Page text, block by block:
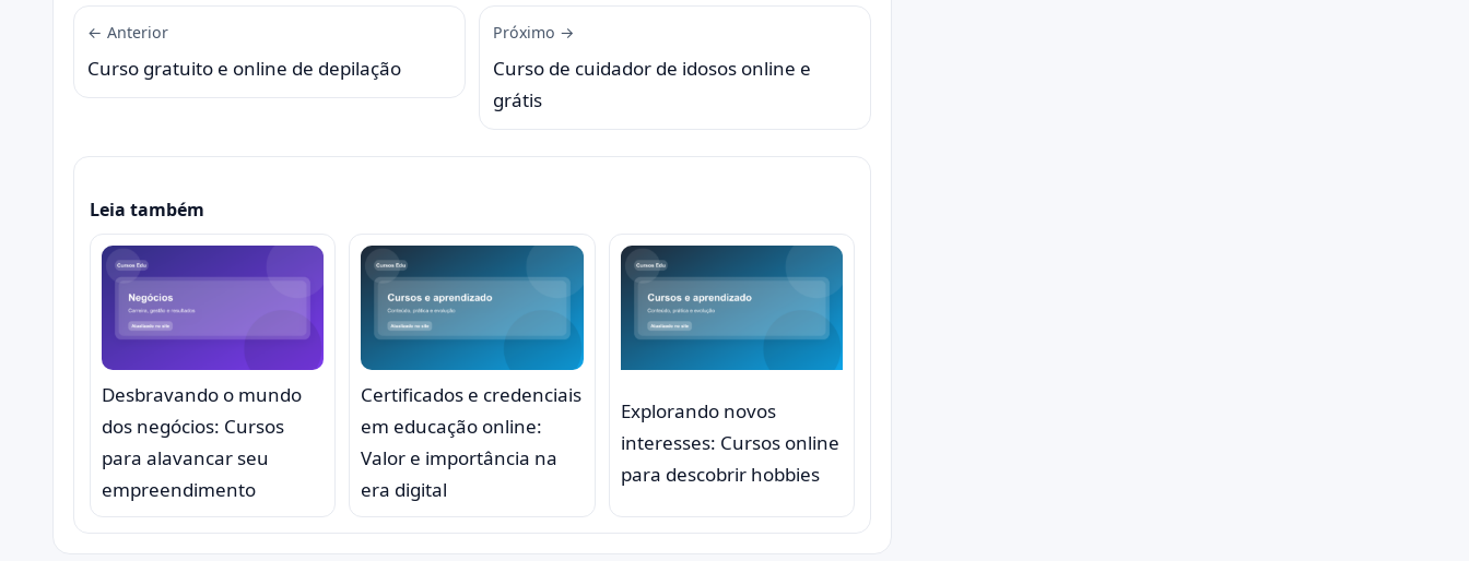
← Anterior
Curso gratuito e online de depilação
Próximo →
Curso de cuidador de idosos online e
grátis
Leia também
Desbravando o mundo
dos negócios: Cursos
para alavancar seu
empreendimento
Certificados e credenciais
em educação online:
Valor e importância na
era digital
Explorando novos
interesses: Cursos online
para descobrir hobbies